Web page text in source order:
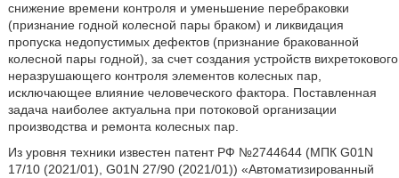
снижение времени контроля и уменьшение перебраковки
(признание годной колесной пары браком) и ликвидация
пропуска недопустимых дефектов (признание бракованной
колесной пары годной), за счет создания устройств вихретокового
неразрушающего контроля элементов колесных пар,
исключающее влияние человеческого фактора. Поставленная
задача наиболее актуальна при потоковой организации
производства и ремонта колесных пар.
Из уровня техники известен патент РФ №2744644 (МПК G01N
17/10 (2021/01), G01N 27/90 (2021/01)) «Автоматизированный